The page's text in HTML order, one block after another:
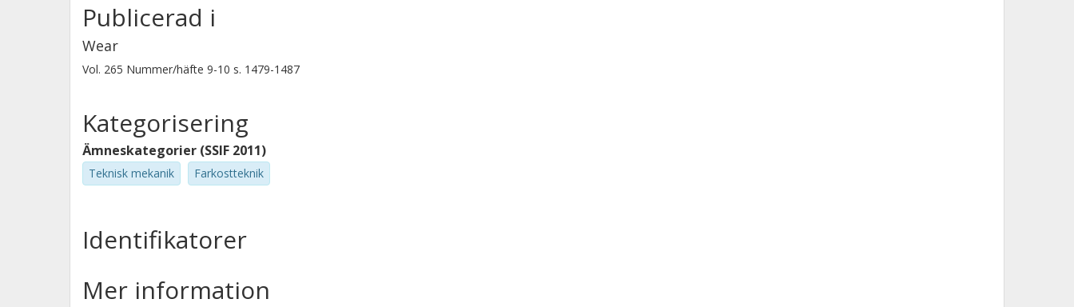
Publicerad i
Wear
Vol. 265 Nummer/häfte 9-10 s. 1479-1487
Kategorisering
Ämneskategorier (SSIF 2011)
Teknisk mekanik Farkostteknik
Identifikatorer
Mer information